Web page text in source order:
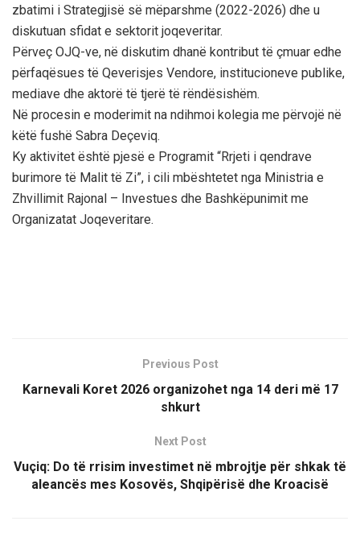
zbatimi i Strategjisë së mëparshme (2022-2026) dhe u
diskutuan sfidat e sektorit joqeveritar.
Përveç OJQ-ve, në diskutim dhanë kontribut të çmuar edhe
përfaqësues të Qeverisjes Vendore, institucioneve publike,
mediave dhe aktorë të tjerë të rëndësishëm.
Në procesin e moderimit na ndihmoi kolegia me përvojë në
këtë fushë Sabra Deçeviq.
Ky aktivitet është pjesë e Programit “Rrjeti i qendrave
burimore të Malit të Zi”, i cili mbështetet nga Ministria e
Zhvillimit Rajonal – Investues dhe Bashkëpunimit me
Organizatat Joqeveritare.
Previous Post
Karnevali Koret 2026 organizohet nga 14 deri më 17
shkurt
Next Post
Vuçiq: Do të rrisim investimet në mbrojtje për shkak të
aleancës mes Kosovës, Shqipërisë dhe Kroacisë